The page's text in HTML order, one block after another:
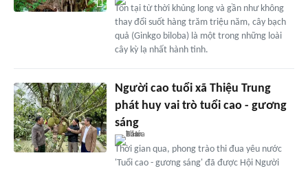
Tồn tại từ thời khủng long và gần như không
thay đổi suốt hàng trăm triệu năm, cây bạch
quả (Ginkgo biloba) là một trong những loài
cây kỳ lạ nhất hành tinh.
Người cao tuổi xã Thiệu Trung
phát huy vai trò tuổi cao - gương
sáng
Thời gian qua, phong trào thi đua yêu nước
'Tuổi cao - gương sáng' đã được Hội Người